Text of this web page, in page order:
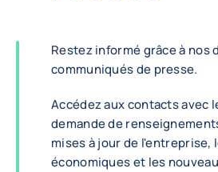
Restez informé grâce à nos
communiqués de presse.
Accédez aux contacts avec
demande de
mises à jour de l'entreprise,
économiques et les